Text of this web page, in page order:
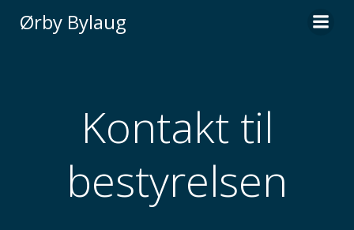
Ørby Bylaug
Kontakt til
bestyrelsen